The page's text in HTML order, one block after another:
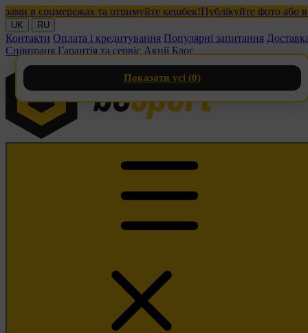
в соцмережах та отримуйте кешбек!Публікуйте фото або
UK RU
Контакти Оплата і кредитування Популярні запитання
Співпраця Гарантія та сервіс Акції Блог
Показати усі (0)